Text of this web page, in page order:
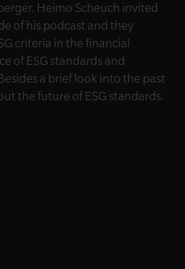
Heimo Scheuch invited
of his podcast and they
criteria in the financial
of ESG standards and
a brief look into the past
the future of ESG standards.